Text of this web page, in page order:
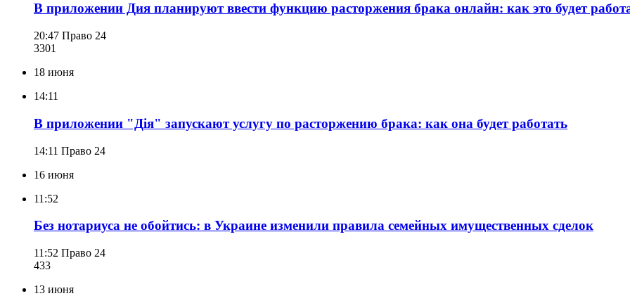
В приложении Дия планируют ввести функцию расторжения брака онлайн: как это будет
20:47 Право 24
3301
18 июня
14:11
В приложении "Дія" запускают услугу по расторжению брака: как она будет работать
14:11 Право 24
16 июня
11:52
Без нотариуса не обойтись: в Украине изменили правила семейных имущественных сделок
11:52 Право 24
433
13 июня